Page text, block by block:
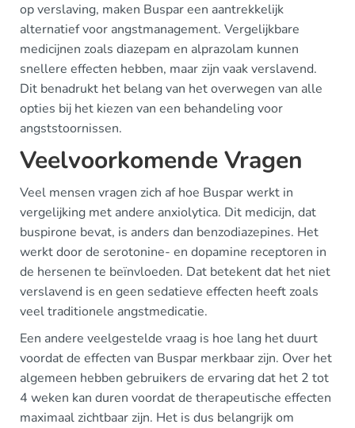
op verslaving, maken Buspar een aantrekkelijk
alternatief voor angstmanagement. Vergelijkbare
medicijnen zoals diazepam en alprazolam kunnen
snellere effecten hebben, maar zijn vaak verslavend.
Dit benadrukt het belang van het overwegen van alle
opties bij het kiezen van een behandeling voor
angststoornissen.
Veelvoorkomende Vragen
Veel mensen vragen zich af hoe Buspar werkt in
vergelijking met andere anxiolytica. Dit medicijn, dat
buspirone bevat, is anders dan benzodiazepines. Het
werkt door de serotonine- en dopamine receptoren in
de hersenen te beïnvloeden. Dat betekent dat het niet
verslavend is en geen sedatieve effecten heeft zoals
veel traditionele angstmedicatie.
Een andere veelgestelde vraag is hoe lang het duurt
voordat de effecten van Buspar merkbaar zijn. Over het
algemeen hebben gebruikers de ervaring dat het 2 tot
4 weken kan duren voordat de therapeutische effecten
maximaal zichtbaar zijn. Het is dus belangrijk om